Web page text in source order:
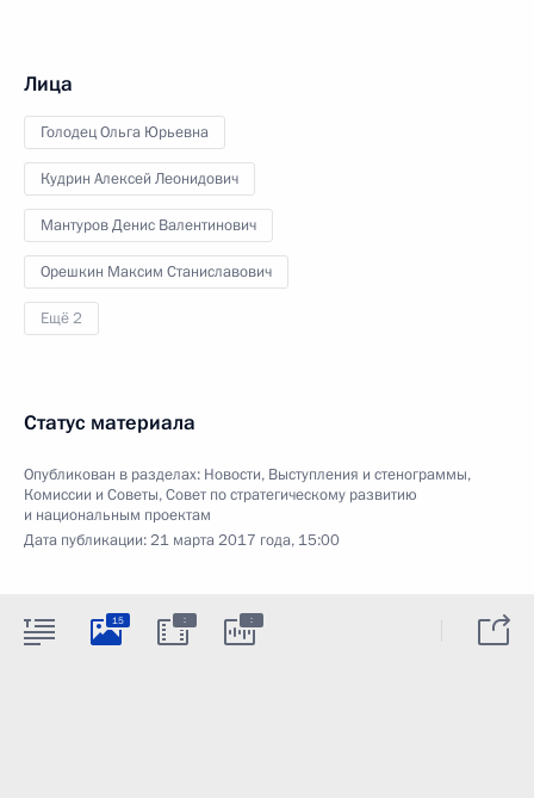
Лица
Голодец Ольга Юрьевна
Кудрин Алексей Леонидович
Мантуров Денис Валентинович
Орешкин Максим Станиславович
Ещё 2
Статус материала
Опубликован в разделах: Новости, Выступления и стенограммы,
Комиссии и Советы,Совет по стратегическому развитию
и национальным проектам
Дата публикации:21 марта 2017 года, 15:00
15 : :